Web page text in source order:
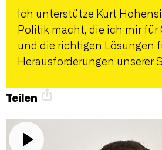
Ich unterstütze Kurt
Politik macht, die ich mir für
und die richtigen Lösungen
Herausforderungen unserer
Teilen